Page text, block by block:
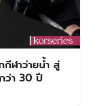
กีฬาว่ายน้ำ สู่
ว่า 30 ปี